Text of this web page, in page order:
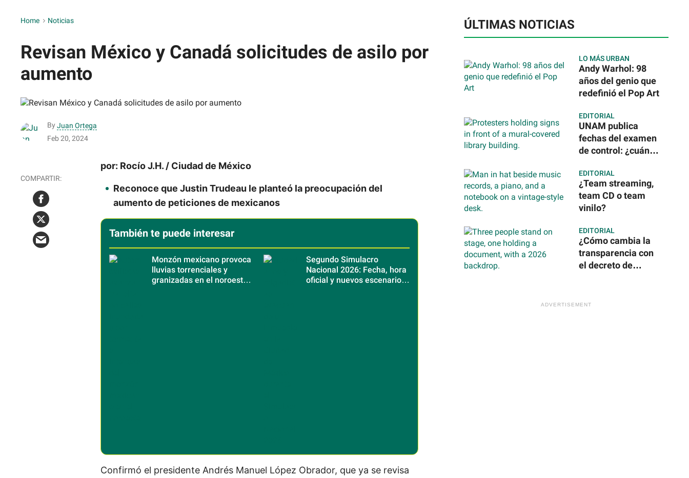
Home > Noticias
Revisan México y Canadá solicitudes de asilo por
aumento
By Juan Ortega
Feb 20, 2024
por: Rocío J.H. / Ciudad de México
Reconoce que Justin Trudeau le planteó la preocupación del
aumento de peticiones de mexicanos
También te puede interesar
Monzón mexicano provoca
lluvias torrenciales y
granizadas en el noroeste
Segundo Simulacro
Nacional 2026: Fecha, hora
oficial y nuevos escenarios
Confirmó el presidente Andrés Manuel López Obrador, que ya se revisa
ÚLTIMAS NOTICIAS
LO MÁS URBAN
Andy Warhol: 98
años del genio que
redefinió el Pop Art
EDITORIAL
UNAM publica
fechas del examen
de control: ¿cuándo
será?
EDITORIAL
¿Team streaming,
team CD o team
vinilo?
EDITORIAL
¿Cómo cambia la
transparencia con
el decreto de
lo que debes saber